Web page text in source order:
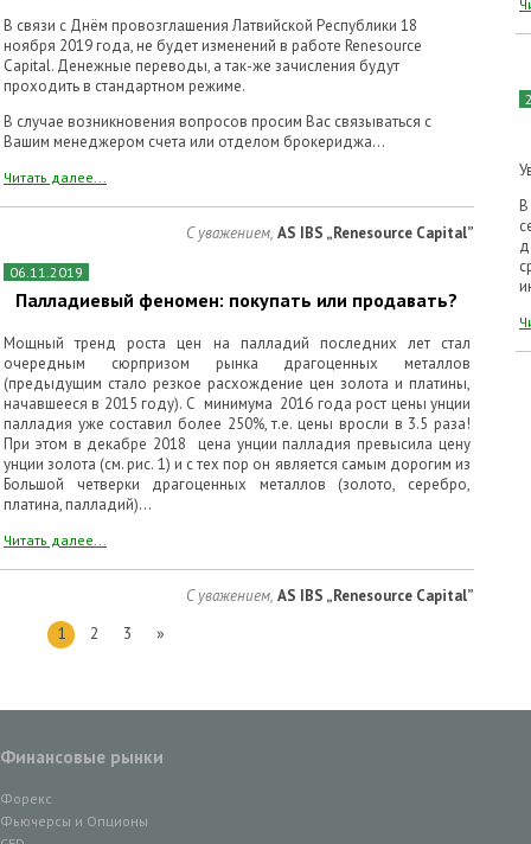
В связи с Днём провозглашения Латвийской Республики 18
ноября 2019 года, не будет изменений в работе Renesource
Capital. Денежные переводы, а так-же зачисления будут
проходить в стандартном режиме.
В случае возникновения вопросов просим Вас связываться с
Вашим менеджером счета или отделом брокериджа...
Читать далее...
С уважением, AS IBS „Renesource Capital”
06.11.2019
Палладиевый феномен: покупать или продавать?
Мощный тренд роста цен на палладий последних лет стал
очередным сюрпризом рынка драгоценных металлов
(предыдущим стало резкое расхождение цен золота и платины,
начавшееся в 2015 году). С минимума 2016 года рост цены унции
палладия уже составил более 250%, т.е. цены вросли в 3.5 раза!
При этом в декабре 2018 цена унции палладия превысила цену
унции золота (см. рис. 1) и с тех пор он является самым дорогим из
Большой четверки драгоценных металлов (золото, серебро,
платина, палладий)...
Читать далее...
С уважением, AS IBS „Renesource Capital”
В
1 2 3 »
Финансовые рынки
Форекс
Фьючерсы и Опционы